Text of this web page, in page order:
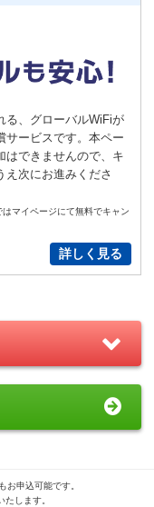
付き耳栓
＋
る、グローバルWiFiが
サービスです。本ペー
はできませんので、キ
え次にお進みくださ
マイページにて無料でキャン
詳しく見る
申込可能です。
します。